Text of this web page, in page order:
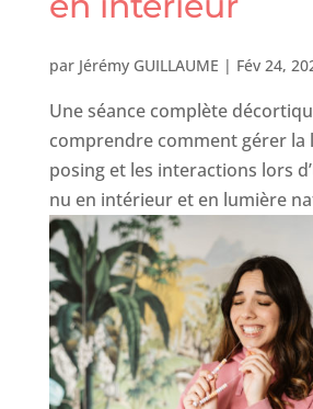
par Jérémy GUILLAUME | Fév 24,
Une séance complète
comprendre comment gérer la
posing et les interactions lors
nu en intérieur et en lumière